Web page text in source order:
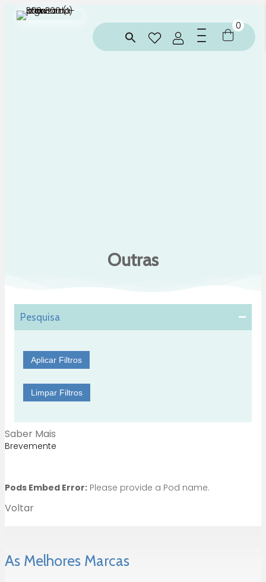
0
Outras
Pesquisa
Aplicar Filtros
Limpar Filtros
Saber Mais
Brevemente
Pods Embed Error: Please provide a Pod name.
Voltar
As Melhores Marcas